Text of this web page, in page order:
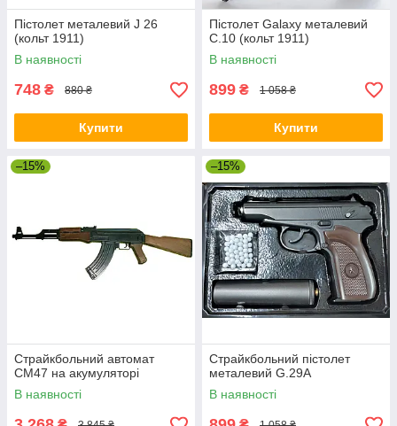
Пістолет металевий J 26
(кольт 1911)
В наявності
748 ₴ 880 ₴
Купити
Пістолет Galaxy металевий
C.10 (кольт 1911)
В наявності
899 ₴ 1 058 ₴
Купити
–15%
Страйкбольний автомат
CM47 на акумуляторі
В наявності
–15%
Страйкбольний пістолет
металевий G.29A
В наявності